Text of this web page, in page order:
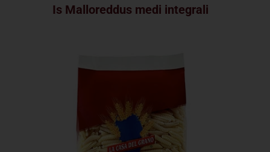
Is Malloreddus medi integrali